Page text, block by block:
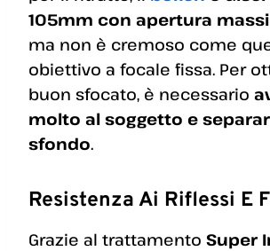
105mm con apertura
ma non è cremoso come
obiettivo a focale fissa. Per
buon sfocato, è necessario
molto al soggetto e
sfondo.
Resistenza Ai Riflessi E
Grazie al trattamento Super